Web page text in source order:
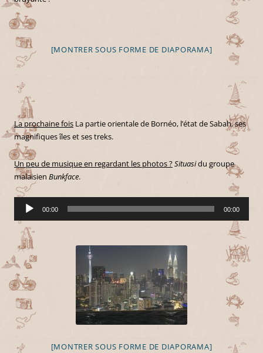
[MONTRER SOUS FORME DE DIAPORAMA]
La prochaine fois La partie orientale de Bornéo, l’état de Sabah, ses
magnifiques îles et ses treks.
Un peu de musique en regardant les photos ?Situasidu groupe
malaisien Bunkface.
Lecteur
audio
00:00 00:00
[MONTRER SOUS FORME DE DIAPORAMA]